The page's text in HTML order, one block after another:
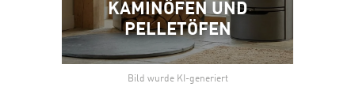
KAMINÖFEN UND
PELLETÖFEN
Bild wurde KI-generiert